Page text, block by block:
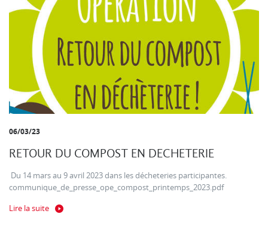
06/03/23
RETOUR DU COMPOST EN DECHETERIE
Du 14 mars au 9 avril 2023 dans les décheteries participantes.
communique_de_presse_ope_compost_printemps_2023.pdf
Lire la suite